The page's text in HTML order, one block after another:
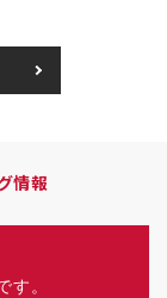
情報
す。